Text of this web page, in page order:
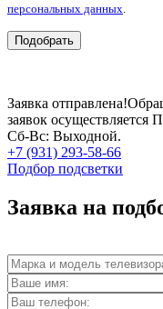
персональных данных
Подобрать
Заявка отправлена!
заявок осуществляется
Сб-Вс: Выходной.
+7 (931) 293-58-66
Подбор подсветки
Заявка на